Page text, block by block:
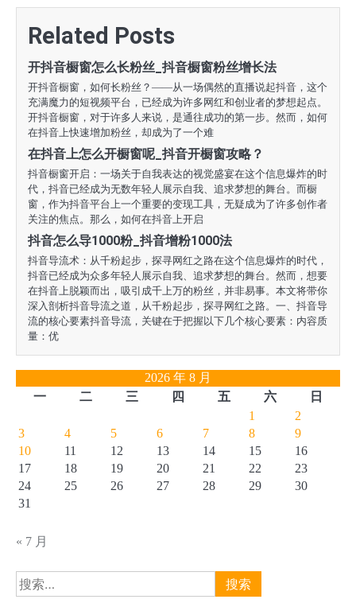
航Related Posts
开抖音橱窗怎么长粉丝_抖音橱窗粉丝增长法
开抖音橱窗，如何长粉丝？——从一场偶然的直播说起抖音，这个
充满魔力的短视频平台，已经成为许多网红和创业者的梦想起点。
开抖音橱窗，对于许多人来说，是通往成功的第一步。然而，如何
在抖音上快速增加粉丝，却成为了一个难
在抖音上怎么开橱窗呢_抖音开橱窗攻略？
抖音橱窗开启：一场关于自我表达的视觉盛宴在这个信息爆炸的时
代，抖音已经成为无数年轻人展示自我、追求梦想的舞台。而橱
窗，作为抖音平台上一个重要的变现工具，无疑成为了许多创作者
关注的焦点。那么，如何在抖音上开启
抖音怎么导1000粉_抖音增粉1000法
抖音导流术：从千粉起步，探寻网红之路在这个信息爆炸的时代，
抖音已经成为众多年轻人展示自我、追求梦想的舞台。然而，想要
在抖音上脱颖而出，吸引成千上万的粉丝，并非易事。本文将带你
深入剖析抖音导流之道，从千粉起步，探寻网红之路。一、抖音导
流的核心要素抖音导流，关键在于把握以下几个核心要素：内容质
量：优
2026 年 8 月
一
二 三 四 五 六
日
1
2
3
4 5 6 7 8
9
10
11 12 13 14 15
16
17
18 19 20 21 22
23
24
25 26 27 28 29
30
31
« 7 月
搜
索：